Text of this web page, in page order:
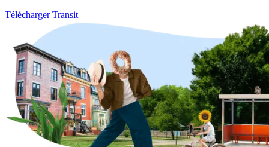
Télécharger Transit